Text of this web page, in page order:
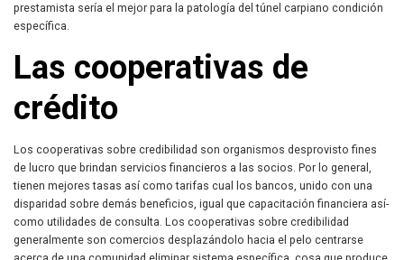
prestamista serí­a el mejor para la patologí­a del túnel carpiano condición
específica.
Las cooperativas de
crédito
Los cooperativas sobre credibilidad son organismos desprovisto fines
de lucro que brindan servicios financieros a las socios. Por lo general,
tienen mejores tasas así­ como tarifas cual los bancos, unido con una
disparidad sobre demás beneficios, igual que capacitación financiera así­
como utilidades de consulta. Los cooperativas sobre credibilidad
generalmente son comercios desplazándolo hacia el pelo centrarse